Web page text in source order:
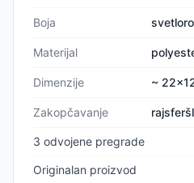
Boja
Materijal
Dimenzije ~
Zakopčavanje
3 odvojene pregrade
Originalan proizvod